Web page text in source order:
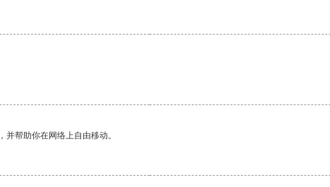
帮助你在网络上自由移动。